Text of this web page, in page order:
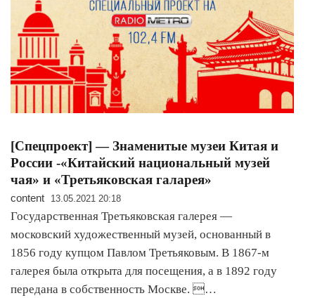
[Спецпроект] — Знаменитые музеи Китая и
России -«Китайский национальный музей
чая» и «Третьяковская галарея»
content 13.05.2021 20:18
Государственная Третьяковская галерея —
московский художественный музей, основанный в
1856 году купцом Павлом Третьяковым. В 1867-м
галерея была открыта для посещения, а в 1892 году
передана в собственность Москве. …